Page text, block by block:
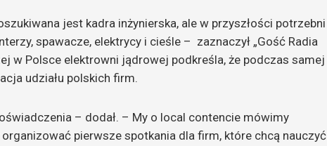
jest kadra inżynierska, ale w przyszłości potrzebni
spawacze, elektrycy i cieśle – zaznaczył „Gość Radia
w Polsce elektrowni jądrowej podkreśla, że podczas samej
udziału polskich firm.
– dodał. – My o local contencie mówimy
pierwsze spotkania dla firm, które chcą nauczyć